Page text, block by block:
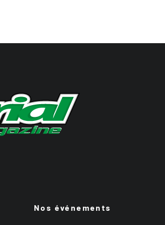
Nos événements